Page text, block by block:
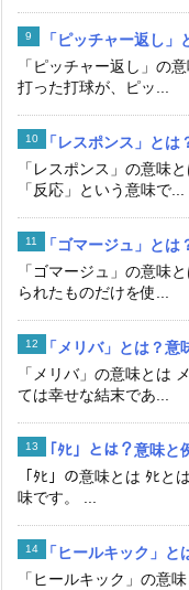
「ピッチャー返し
「ピッチャー返し」の
打った打球が、ピッ...
「レスポンス」と
「レスポンス」の意味
「反応」という意味で...
「ゴマージュ」と
「ゴマージュ」の意味
られたものだけを使...
「メリバ」とは？意
「メリバ」の意味とは
ては幸せな結末であ...
「ﾀﾋ」とは？意味と
「ﾀﾋ」の意味とは ﾀﾋ
味です。 ...
「ヒールキック」
「ヒールキック」の意